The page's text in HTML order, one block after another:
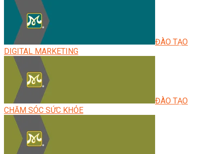
ĐÀO TẠO
DIGITAL MARKETING
ĐÀO TẠO
CHĂM SÓC SỨC KHỎE